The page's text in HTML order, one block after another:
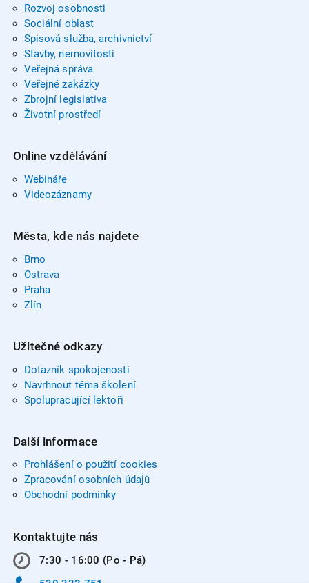
Rozvoj osobnosti
Sociální oblast
Spisová služba, archivnictví
Stavby, nemovitosti
Veřejná správa
Veřejné zakázky
Zbrojní legislativa
Životní prostředí
Online vzdělávání
Webináře
Videozáznamy
Města, kde nás najdete
Brno
Ostrava
Praha
Zlín
Užitečné odkazy
Dotazník spokojenosti
Navrhnout téma školení
Spolupracující lektoři
Další informace
Prohlášení o použití cookies
Zpracování osobních údajů
Obchodní podmínky
Kontaktujte nás
7:30 - 16:00 (Po - Pá)